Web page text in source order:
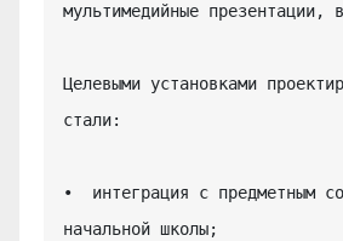
мультимедийные презентации,
Целевыми установками
стали:
•  интеграция с предметным
начальной школы;